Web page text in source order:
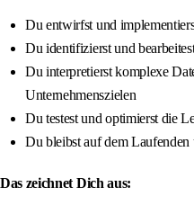
Du entwirfst und
Du identifizierst und
Du interpretierst komplexe
Unternehmenszielen
Du testest und optimierst die
Du bleibst auf dem
Das zeichnet Dich aus: